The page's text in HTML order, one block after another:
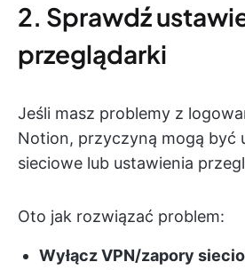
2. Sprawdź
przeglądarki
Jeśli masz problemy z
Notion, przyczyną mogą być
sieciowe lub ustawienia
Oto jak rozwiązać problem:
Wyłącz VPN/zapory